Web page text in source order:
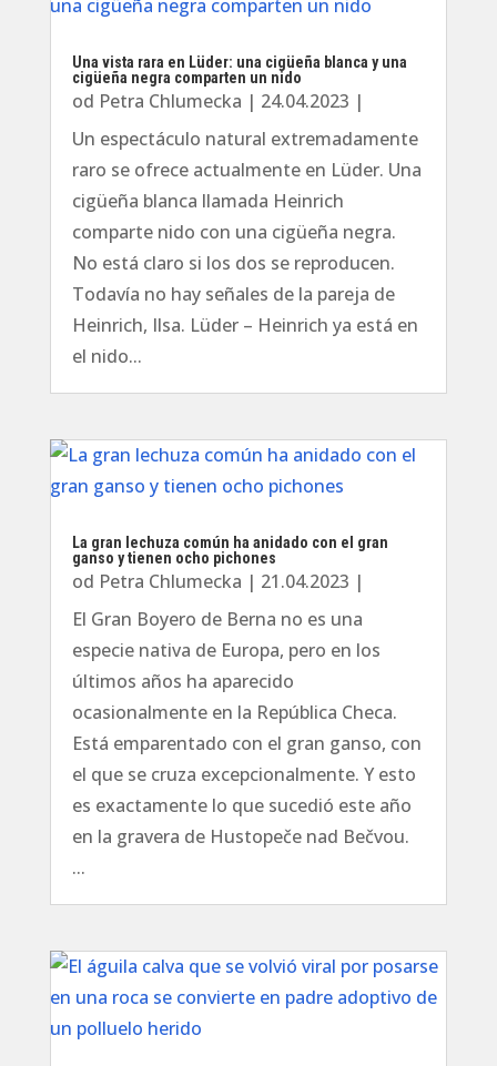
Una vista rara en Lüder: una cigüeña blanca y una
cigüeña negra comparten un nido
od Petra Chlumecka | 24.04.2023 |
Un espectáculo natural extremadamente
raro se ofrece actualmente en Lüder. Una
cigüeña blanca llamada Heinrich
comparte nido con una cigüeña negra.
No está claro si los dos se reproducen.
Todavía no hay señales de la pareja de
Heinrich, Ilsa. Lüder – Heinrich ya está en
el nido...
La gran lechuza común ha anidado con el gran
ganso y tienen ocho pichones
od Petra Chlumecka | 21.04.2023 |
El Gran Boyero de Berna no es una
especie nativa de Europa, pero en los
últimos años ha aparecido
ocasionalmente en la República Checa.
Está emparentado con el gran ganso, con
el que se cruza excepcionalmente. Y esto
es exactamente lo que sucedió este año
en la gravera de Hustopeče nad Bečvou.
...